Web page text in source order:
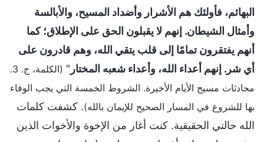
البهائم، فأولئك هم الأشرار وأضداد المسيح، والأبالسة
وأمثال الشيطان. إنهم لا يقبلون الحق على الإطلاق؛ كما
أنهم يفتقرون تمامًا إلى قلب يتقي الله، وهم قادرون على
أي شر. إنهم أعداء الله، وأعداء شعبه المختار "
(الكلمة، ج. 3.
محادثات مسيح الأيام الأخيرة. الشروط الخمسة التي يجب الوفاء
بها للشروع في المسار الصحيح للإيمان بالله). كشفت كلمات
الله حالتي الحقيقية. كنت أغار من الإخوة والأخوات الذين